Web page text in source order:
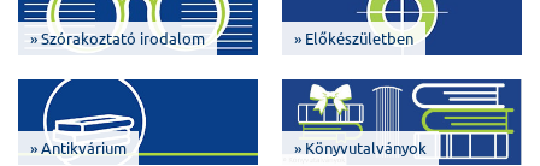
» Szórakoztató irodalom » Előkészületben
» Antikvárium » Könyvutalványok